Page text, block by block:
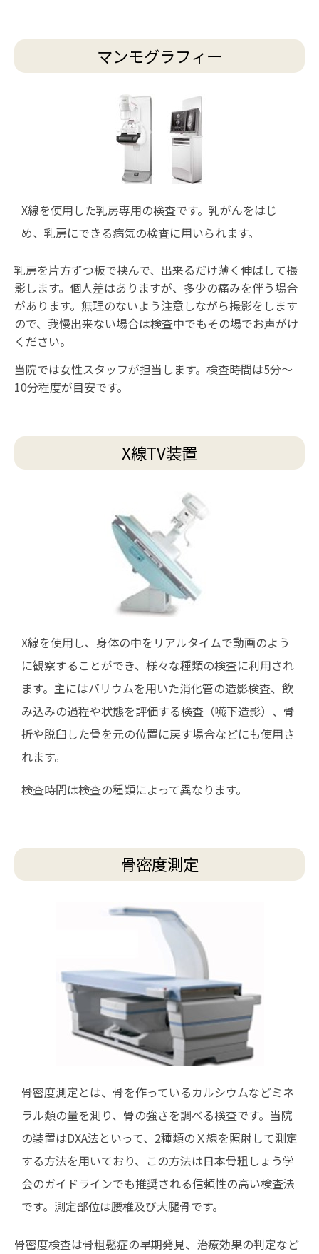
マンモグラフィー
X線を使用した乳房専用の検査です。乳がんをはじ
め、乳房にできる病気の検査に用いられます。
乳房を片方ずつ板で挟んで、出来るだけ薄く伸ばして撮
影します。個人差はありますが、多少の痛みを伴う場合
があります。無理のないよう注意しながら撮影をします
ので、我慢出来ない場合は検査中でもその場でお声がけ
ください。
当院では女性スタッフが担当します。検査時間は5分～
10分程度が目安です。
X線TV装置
X線を使用し、身体の中をリアルタイムで動画のよう
に観察することができ、様々な種類の検査に利用され
ます。主にはバリウムを用いた消化管の造影検査、飲
み込みの過程や状態を評価する検査（嚥下造影）、骨
折や脱臼した骨を元の位置に戻す場合などにも使用さ
れます。
検査時間は検査の種類によって異なります。
骨密度測定
骨密度測定とは、骨を作っているカルシウムなどミネ
ラル類の量を測り、骨の強さを調べる検査です。当院
の装置はDXA法といって、2種類のＸ線を照射して測定
する方法を用いており、この方法は日本骨粗しょう学
会のガイドラインでも推奨される信頼性の高い検査法
です。測定部位は腰椎及び大腿骨です。
骨密度検査は骨粗鬆症の早期発見、治療効果の判定など